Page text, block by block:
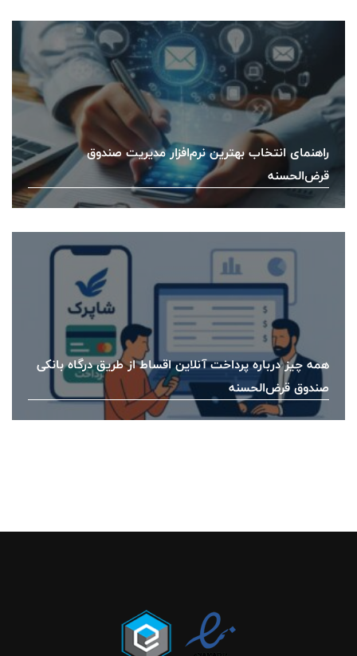
راهنمای انتخاب بهترین نرم‌افزار مدیریت صندوق
قرض‌الحسنه
همه چیز درباره پرداخت آنلاین اقساط از طریق درگاه بانکی
صندوق قرض‌الحسنه